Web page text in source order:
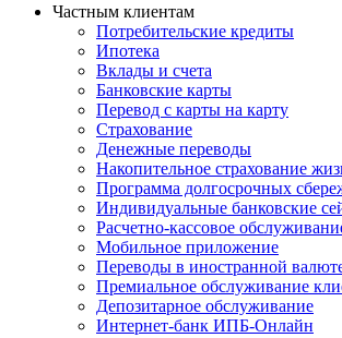
Частным клиентам
Потребительские кредиты
Ипотека
Вклады и счета
Банковские карты
Перевод с карты на карту
Страхование
Денежные переводы
Накопительное страхование
Программа долгосрочных
Индивидуальные банковские
Расчетно-кассовое
Мобильное приложение
Переводы в иностранной
Премиальное обслуживание
Депозитарное обслуживание
Интернет-банк ИПБ-Онлайн